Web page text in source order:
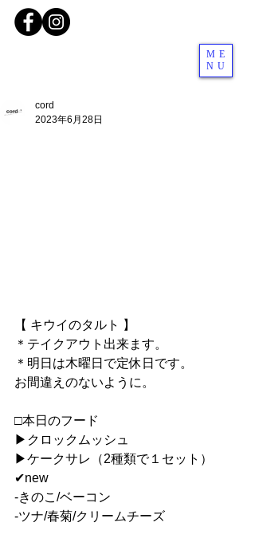
ME
NU
cord
2023年6月28日
【 キウイのタルト 】
＊テイクアウト出来ます。
＊明日は木曜日で定休日です。
お間違えのないように。
□本日のフード
▶︎クロックムッシュ
▶︎ケークサレ（2種類で１セット）
✔︎new
-きのこ/ベーコン
-ツナ/春菊/クリームチーズ